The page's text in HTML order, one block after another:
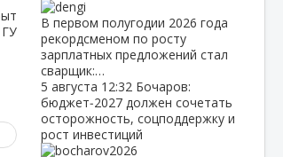
В первом полугодии 2026 года
рекордсменом по росту
зарплатных предложений стал
сварщик:…
5 августа 12:32 Бочаров:
бюджет‑2027 должен сочетать
осторожность, соцподдержку и
рост инвестиций